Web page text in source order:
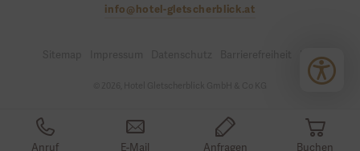
info@hotel-gletscherblick.at
Login
Anruf E-Mail Anfragen Buchen